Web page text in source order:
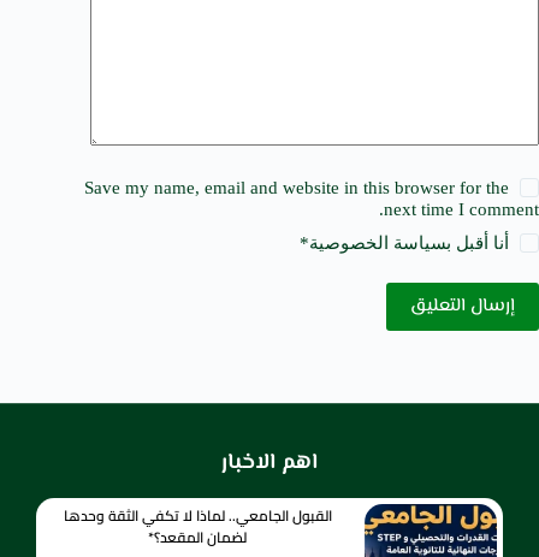
Save my name, email and website in this browser for the
next time I comment.
أنا أقبل بسياسة الخصوصية*
إرسال التعليق
اهم الاخبار
القبول الجامعي.. لماذا لا تكفي الثقة وحدها
لضمان المقعد؟*